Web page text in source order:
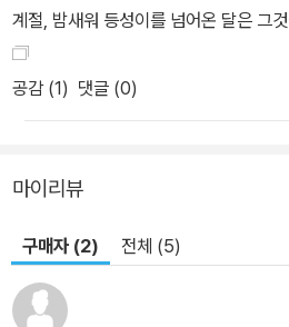
젊은 아내의 배웅을 받으며 고구마가
금융조합 숙직을 서러 갔다. 남원 쪽 뱀
융조합을 습격한 것은 정확히 밤 11시
상직 서기는 이튿날 오전 조합 마당에
확인한 것은 다음다음 날 저녁 어스름.
시인은 외면할 수 없는 시대의 아픔과
스란히 그들만의 것으로 남게 하지 않겠
전에 올린 트윗」)는 다짐을 깊이 새긴다
계절, 밤새워 등성이를 넘어온 달은 그
공감 (1) 댓글 (0)
마이리뷰
구매자 (2) 전체 (5)